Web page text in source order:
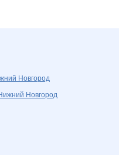
Новгород
Новгород